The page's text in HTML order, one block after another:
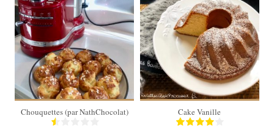
40
20 Min
Chouquettes (par NathChocolat)
45 Min
Cake Vanille